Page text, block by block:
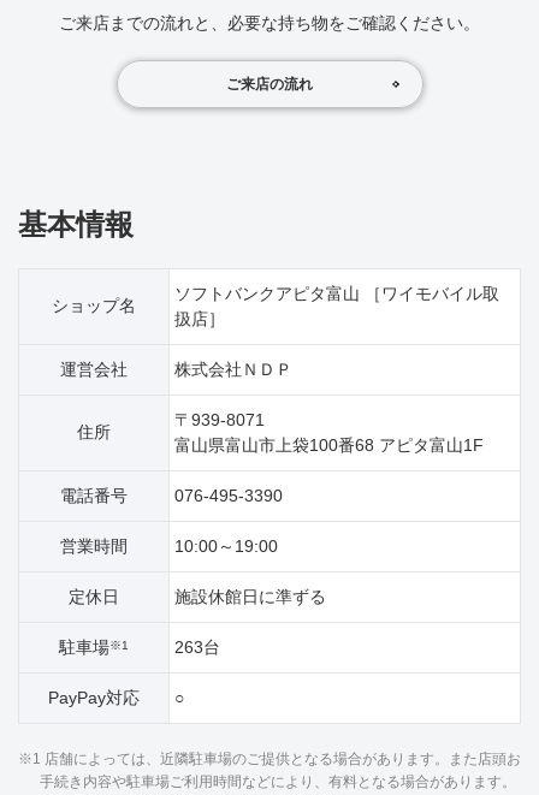
ご来店までの流れと、必要な持ち物をご確認ください。
ご来店の流れ
基本情報
ショップ名
ソフトバンクアピタ富山 ［ワイモバイル取
扱店］
運営会社 株式会社ＮＤＰ
住所
〒939-8071
富山県富山市上袋100番68 アピタ富山1F
電話番号 076-495-3390
営業時間 10:00～19:00
定休日 施設休館日に準ずる
駐車場※1 263台
PayPay対応 ○
※1 店舗によっては、近隣駐車場のご提供となる場合があります。また店頭お
手続き内容や駐車場ご利用時間などにより、有料となる場合があります。